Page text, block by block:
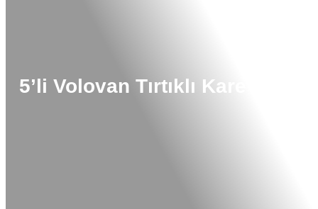
5’li Volovan Tırtıklı Kare Set